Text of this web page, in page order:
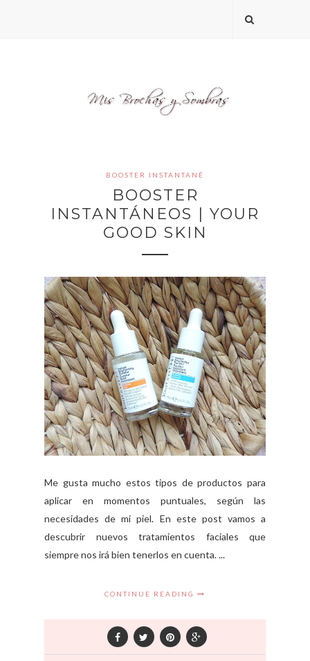
BOOSTER INSTANTANÉ
BOOSTER
INSTANTÁNEOS | YOUR
GOOD SKIN
Me gusta mucho estos tipos de productos para
aplicar en momentos puntuales, según las
necesidades de mi piel. En este post vamos a
descubrir nuevos tratamientos faciales que
siempre nos irá bien tenerlos en cuenta. ...
CONTINUE READING